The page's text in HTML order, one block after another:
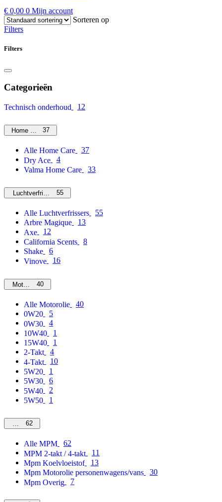
€ 0,00 0 Mijn account
Sorteren op
Filters
Filters
Categorieën
Technisch onderhoud 12
Home Care37
Alle Home Care
37
Dry Ace
4
Valma Home Care
33
Luchtverfrissers55
Alle Luchtverfrissers
55
Arbre Magique
13
Axe
12
California Scents
8
Shake
6
Vinove
16
Motorolie40
Alle Motorolie
40
0W20
5
0W30
4
10W40
1
15W40
1
2-Takt
4
4-Takt
10
5W20
1
5W30
6
5W40
2
5W50
1
MPM62
Alle MPM
62
MPM 2-takt / 4-takt
11
Mpm Koelvloeistof
13
Mpm Motorolie personenwagens/vans
30
Mpm Overig
7